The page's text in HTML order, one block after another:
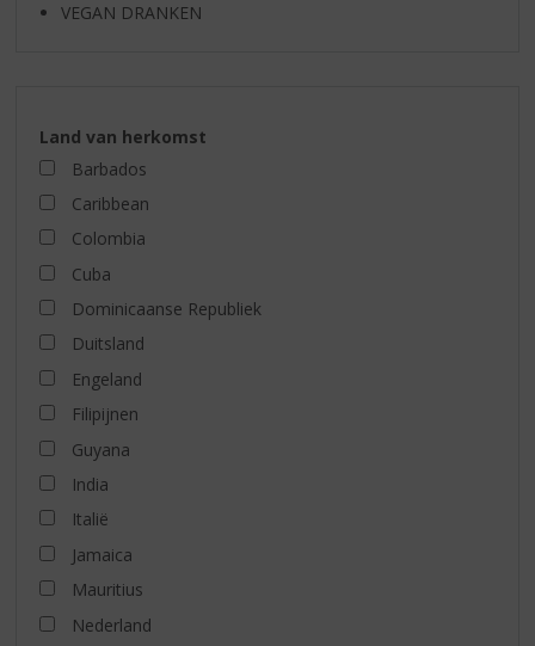
VEGAN DRANKEN
Land van herkomst
Barbados
Caribbean
Colombia
Cuba
Dominicaanse Republiek
Duitsland
Engeland
Filipijnen
Guyana
India
Italië
Jamaica
Mauritius
Nederland